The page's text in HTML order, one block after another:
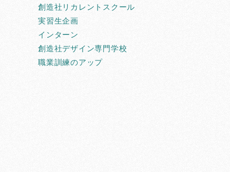
創造社リカレントスクール
実習生企画
インターン
創造社デザイン専門学校
職業訓練のアップ